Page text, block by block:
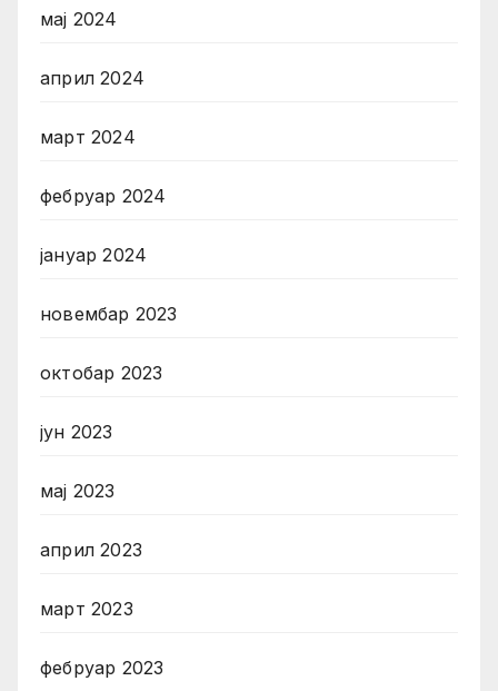
мај 2024
април 2024
март 2024
фебруар 2024
јануар 2024
новембар 2023
октобар 2023
јун 2023
мај 2023
април 2023
март 2023
фебруар 2023